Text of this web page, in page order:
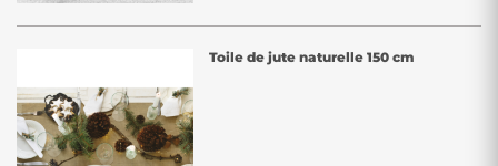
Toile de jute naturelle 150 cm